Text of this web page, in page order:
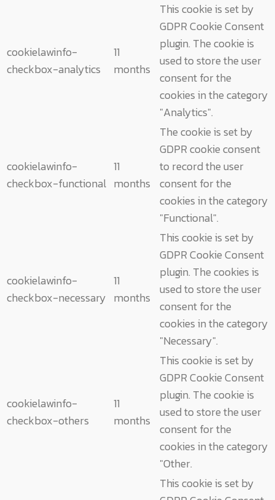
cookielawinfo-
checkbox-analytics
11
months
This cookie is set by
GDPR Cookie Consent
plugin. The cookie is
used to store the user
consent for the
cookies in the category
"Analytics".
cookielawinfo-
checkbox-functional
11
months
The cookie is set by
GDPR cookie consent
to record the user
consent for the
cookies in the category
"Functional".
cookielawinfo-
checkbox-necessary
11
months
This cookie is set by
GDPR Cookie Consent
plugin. The cookies is
used to store the user
consent for the
cookies in the category
"Necessary".
cookielawinfo-
checkbox-others
11
months
This cookie is set by
GDPR Cookie Consent
plugin. The cookie is
used to store the user
consent for the
cookies in the category
"Other.
This cookie is set by